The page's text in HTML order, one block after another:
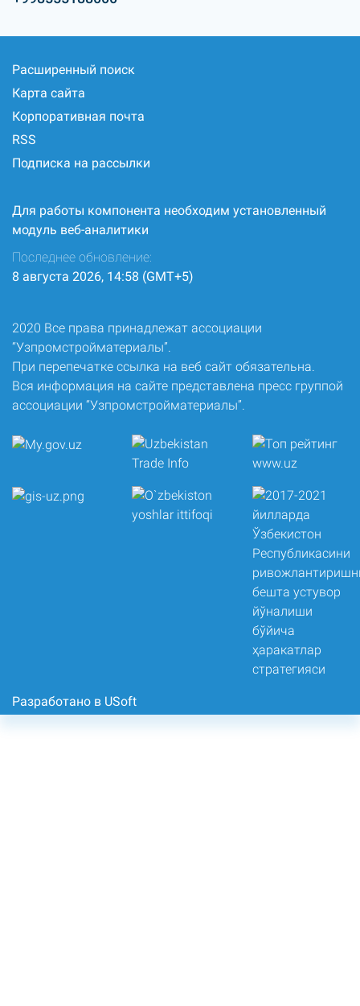
Расширенный поиск
Карта сайта
Корпоративная почта
RSS
Подписка на рассылки
Для работы компонента необходим установленный
модуль веб-аналитики
Последнее обновление:
8 августа 2026, 14:58 (GMT+5)
2020 Все права принадлежат ассоциации
“Узпромстройматериалы”.
При перепечатке ссылка на веб сайт обязательна.
Вся информация на сайте представлена пресс группой
ассоциации “Узпромстройматериалы”.
Разработано в USoft